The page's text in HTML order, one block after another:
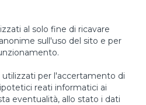
al solo fine di ricavare
sull'uso del sito e per
per l'accertamento di
reati informatici ai
eventualità, allo stato i dati